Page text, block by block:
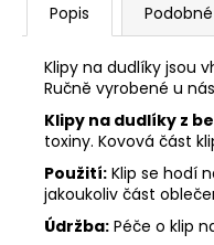
Popis
Klipy na dudlíky jsou
Ručně vyrobené u
Klipy na dudlíky z
toxiny. Kovová část
Použití: Klip se hodí
jakoukoliv část
Údržba: Péče o klip